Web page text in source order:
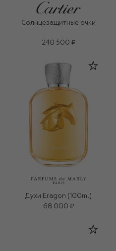
Солнцезащитные очки
240 500 ₽
Духи Eragon (100ml)
68 000 ₽